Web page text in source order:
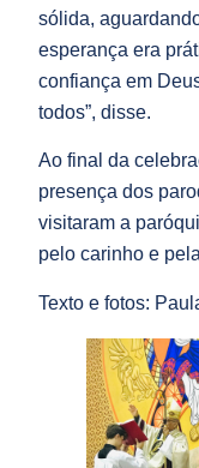
sólida,
esperança era
confiança em
todos”, disse.
Ao final da
presença dos
visitaram a
pelo carinho e
Texto e fotos: